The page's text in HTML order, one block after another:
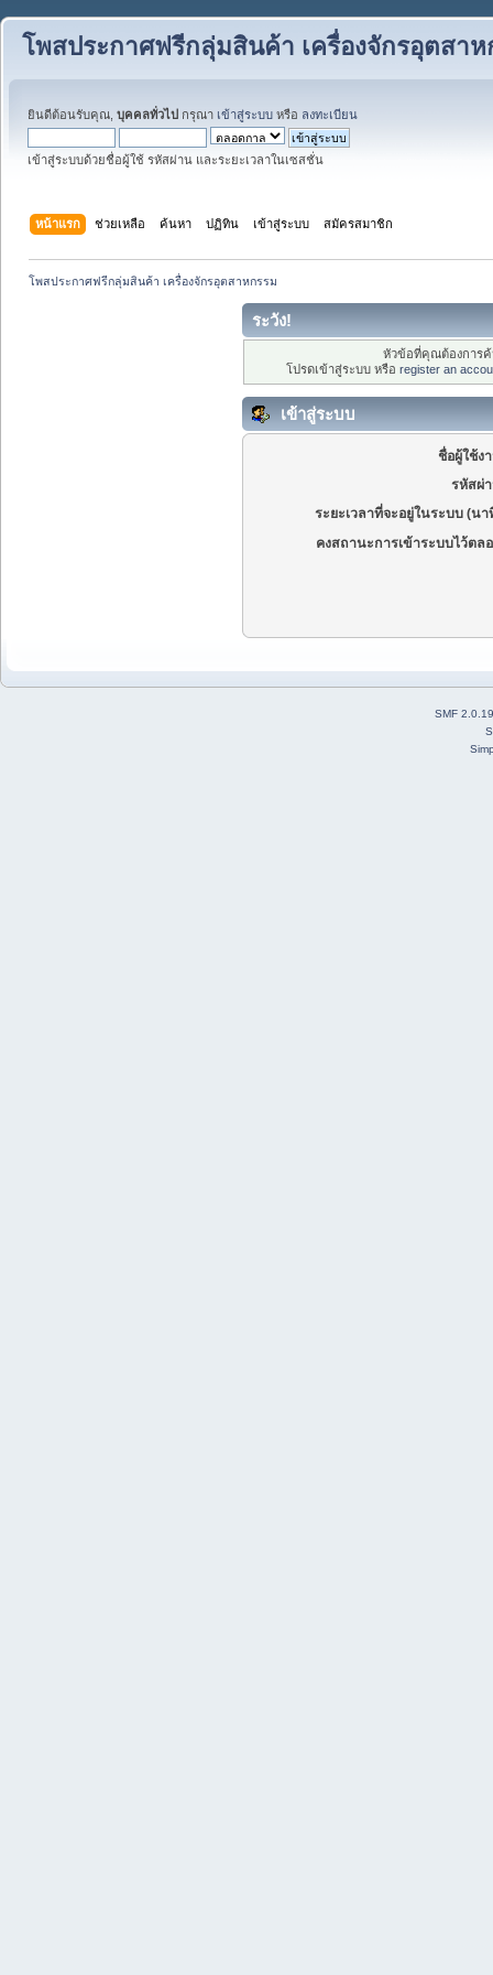
โพสประกาศฟรีกลุ่มสินค้า เครื่องจักรอุตสาห
ยินดีต้อนรับคุณ, บุคคลทั่วไป กรุณา เข้าสู่ระบบ หรือ ลงทะเบียน
เข้าสู่ระบบด้วยชื่อผู้ใช้ รหัสผ่าน และระยะเวลาในเซสชั่น
หน้าแรก ช่วยเหลือ ค้นหา ปฏิทิน เข้าสู่ระบบ สมัครสมาชิก
โพสประกาศฟรีกลุ่มสินค้า เครื่องจักรอุตสาหกรรม
ระวัง!
หัวข้อที่คุณต้องการ
โปรดเข้าสู่ระบบ หรือ register an
เข้าสู่ระบบ
ชื่อผู้ใช้ง
รหัสผ่
ระยะเวลาที่จะอยู่ในระบบ (นา
คงสถานะการเข้าระบบไว้ตล
SMF 2.0.19